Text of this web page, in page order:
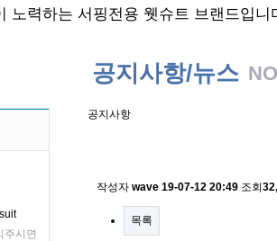
노력하는 서핑전용 웻슈트 브랜드입니
주시면
공지사항/뉴스
공지사항
작성자 wave 19-07-12 20:49 조회
목록